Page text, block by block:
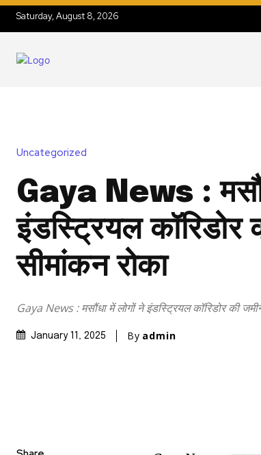
Saturday, August 8, 2026
Uncategorized
Gaya News :
इंडस्ट्रियल कॉरिडोर
सीमांकन रोका
Gaya News : मसौंधा में लोगों ने इंडस्ट्रियल कॉरिडोर की
January 11, 2025 By admin